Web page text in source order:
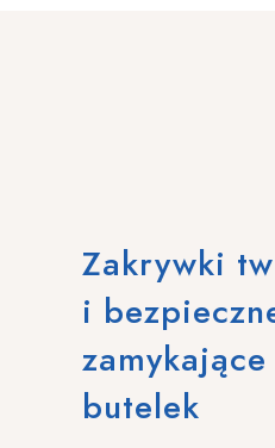
Zakrywki
i
butelek